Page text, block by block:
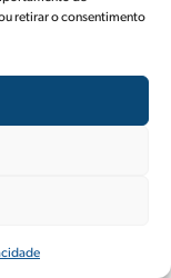
retirar o consentimento
óleo
com